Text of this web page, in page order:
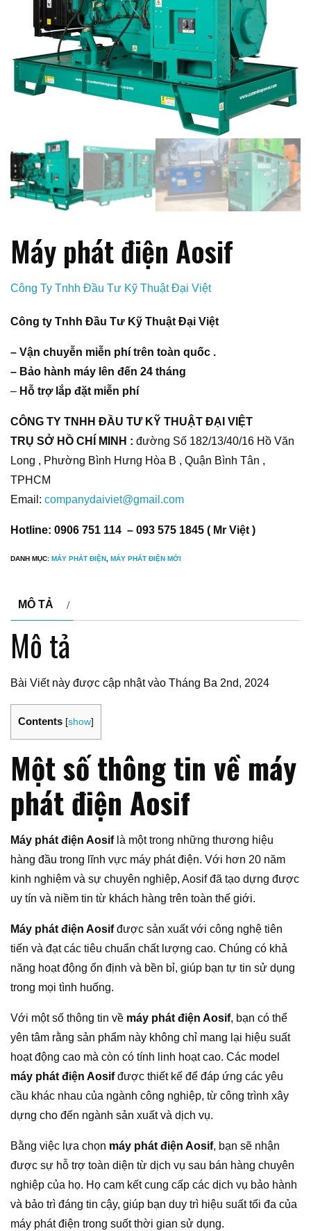
Máy phát điện Aosif
Công Ty Tnhh Đầu Tư Kỹ Thuật Đại Việt
Công ty Tnhh Đầu Tư Kỹ Thuật Đại Việt
– Vận chuyễn miễn phí trên toàn quốc .
– Bảo hành máy lên đến 24 tháng
– Hỗ trợ lắp đặt miễn phí
CÔNG TY TNHH ĐẦU TƯ KỸ THUẬT ĐẠI VIỆT
TRỤ SỞ HỒ CHÍ MINH : đường Số 182/13/40/16 Hồ Văn
Long , Phường Bình Hưng Hòa B , Quận Bình Tân ,
TPHCM
Email: companydaiviet@gmail.com
Hotline: 0906 751 114 – 093 575 1845 ( Mr Việt )
DANH MỤC: MÁY PHÁT ĐIỆN MÁY PHÁT ĐIỆN MỚI
MÔ TẢ
Mô tả
Bài Viết này được cập nhật vào Tháng Ba 2nd, 2024
Contents [show]
Một số thông tin về máy
phát điện Aosif
Máy phát điện Aosiflà một trong những thương hiệu
hàng đầu trong lĩnh vực máy phát điện. Với hơn 20 năm
kinh nghiệm và sự chuyên nghiệp, Aosif đã tạo dựng được
uy tín và niềm tin từ khách hàng trên toàn thế giới.
Máy phát điện Aosifđược sản xuất với công nghệ tiên
tiến và đạt các tiêu chuẩn chất lượng cao. Chúng có khả
năng hoạt động ổn định và bền bỉ, giúp bạn tự tin sử dụng
trong mọi tình huống.
Với một số thông tin về máy phát điện Aosif, bạn có thể
yên tâm rằng sản phẩm này không chỉ mang lại hiệu suất
hoạt động cao mà còn có tính linh hoạt cao. Các model
máy phát điện Aosifđược thiết kế để đáp ứng các yêu
cầu khác nhau của ngành công nghiệp, từ công trình xây
dựng cho đến ngành sản xuất và dịch vụ.
Bằng việc lựa chọn máy phát điện Aosif, bạn sẽ nhận
được sự hỗ trợ toàn diện từ dịch vụ sau bán hàng chuyên
nghiệp của họ. Họ cam kết cung cấp các dịch vụ bảo hành
và bảo trì đáng tin cậy, giúp bạn duy trì hiệu suất tối đa của
máy phát điện trong suốt thời gian sử dụng.